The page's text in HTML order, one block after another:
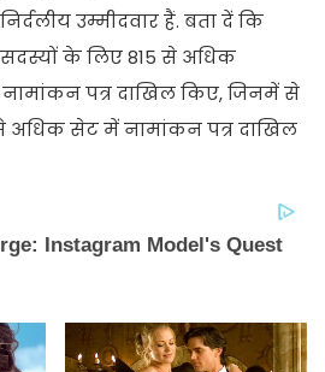
उम्मीदवार हैं. बता दें कि
सदस्यों के लिए 815 से अधिक
नामांकन पत्र दाखिल किए, जिनमें से
अधिक सेट में नामांकन पत्र दाखिल